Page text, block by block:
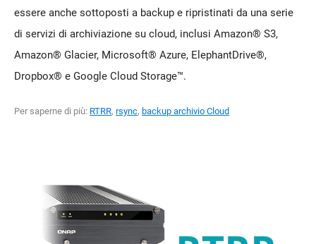
essere anche sottoposti a backup e ripristinati da una serie
di servizi di archiviazione su cloud, inclusi Amazon® S3,
Amazon® Glacier, Microsoft® Azure, ElephantDrive®,
Dropbox® e Google Cloud Storage™.
Per saperne di più: RTRR, rsync, backup archivio Cloud